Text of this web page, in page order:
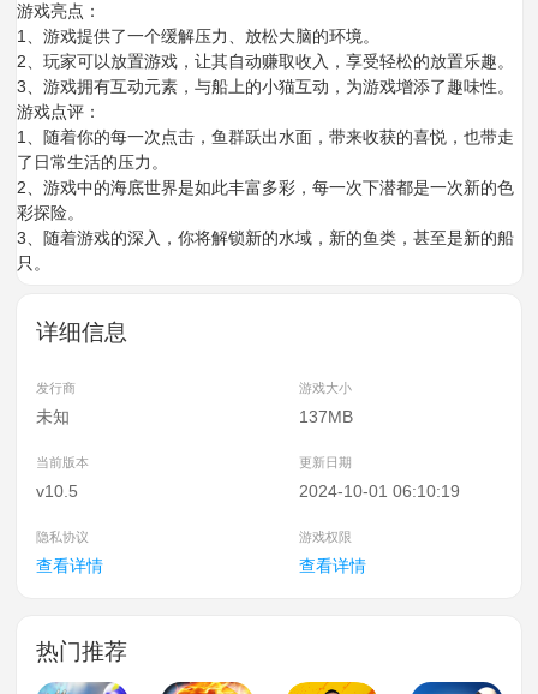
游戏亮点：
1、游戏提供了一个缓解压力、放松大脑的环境。
2、玩家可以放置游戏，让其自动赚取收入，享受轻松的放置乐趣。
3、游戏拥有互动元素，与船上的小猫互动，为游戏增添了趣味性。
游戏点评：
1、随着你的每一次点击，鱼群跃出水面，带来收获的喜悦，也带走
了日常生活的压力。
2、游戏中的海底世界是如此丰富多彩，每一次下潜都是一次新的色
彩探险。
3、随着游戏的深入，你将解锁新的水域，新的鱼类，甚至是新的船
只。
详细信息
发行商 游戏大小
未知 137MB
当前版本 更新日期
v10.5 2024-10-01 06:10:19
隐私协议 游戏权限
查看详情 查看详情
热门推荐